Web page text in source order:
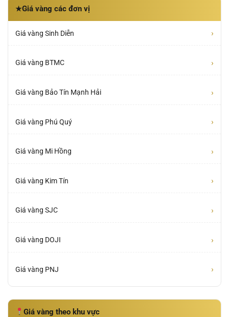
★Giá vàng các đơn vị
Giá vàng Sinh Diễn ›
Giá vàng BTMC ›
Giá vàng Bảo Tín Mạnh Hải ›
Giá vàng Phú Quý ›
Giá vàng Mi Hồng ›
Giá vàng Kim Tín ›
Giá vàng SJC ›
Giá vàng DOJI ›
Giá vàng PNJ ›
Giá vàng theo khu vực